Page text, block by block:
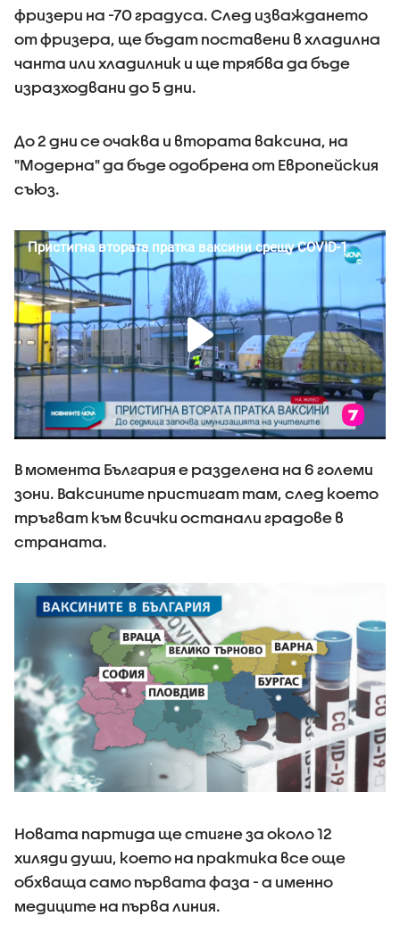
фризери на -70 градуса. След изваждането
от фризера, ще бъдат поставени в хладилна
чанта или хладилник и ще трябва да бъде
изразходвани до 5 дни.
До 2 дни се очаква и втората ваксина, на
"Модерна" да бъде одобрена от Европейския
съюз.
В момента България е разделена на 6 големи
зони. Ваксините пристигат там, след което
тръгват към всички останали градове в
страната.
Новата партида ще стигне за около 12
хиляди души, което на практика все още
обхваща само първата фаза - а именно
медиците на първа линия.